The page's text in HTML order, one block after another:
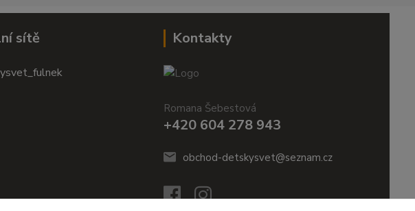
sítě Kontakty
Romana Šebestová
+420 604 278 943
obchod-detskysvet@seznam.cz